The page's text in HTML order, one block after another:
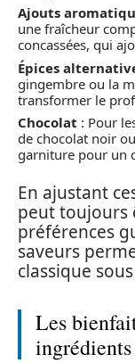
Ajouts
une fraîcheur
concassées, qui
Épices
gingembre ou la
transformer le
Chocolat : Pour
de chocolat noir
garniture pour un
En ajustant
peut toujours
préférences
saveurs
classique
Les
ingrédients